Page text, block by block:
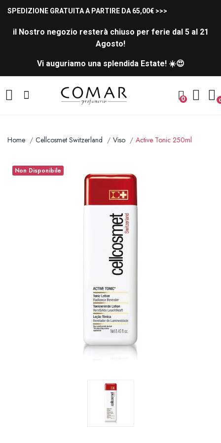
SPEDIZIONE GRATUITA A PARTIRE DA 65,00€ >>>
il Nostro negozio resterà chiuso per ferie dal 5 al 21
Agosto!
Vi auguriamo una splendida Estate! ☀️😍
0
Home Cellcosmet Switzerland Viso Active Tonic 250ml
Non Disponibile